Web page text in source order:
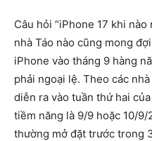
Câu hỏi “iPhone 17 khi
nhà Táo nào cũng mong
iPhone vào tháng 9 hàng
phải ngoại lệ. Theo các
diễn ra vào tuần thứ hai
tiềm năng là 9/9 hoặc 10/
thường mở đặt trước trong